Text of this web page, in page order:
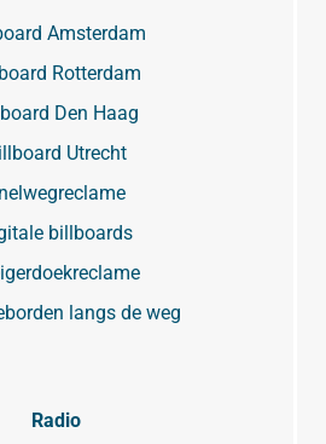
Amsterdam
Rotterdam
Den Haag
Utrecht
billboards
langs de weg
Radio